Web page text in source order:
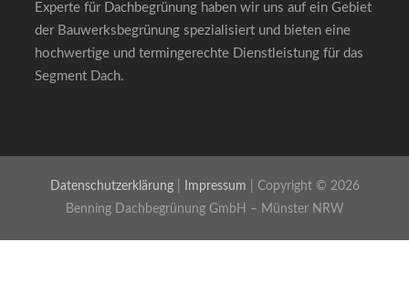
Experte für Dachbegrünung haben wir uns auf ein Gebiet
der Bauwerksbegrünung spezialisiert und bieten eine
hochwertige und termingerechte Dienstleistung für das
Segment Dach.
Datenschutzerklärung| Impressum | Copyright © 2026
Benning Dachbegrünung GmbH – Münster NRW